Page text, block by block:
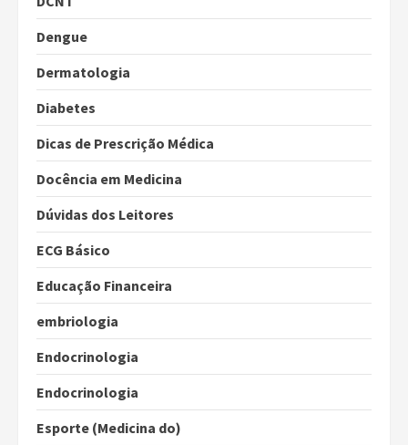
Dengue
Dermatologia
Diabetes
Dicas de Prescrição Médica
Docência em Medicina
Dúvidas dos Leitores
ECG Básico
Educação Financeira
embriologia
Endocrinologia
Endocrinologia
Esporte (Medicina do)